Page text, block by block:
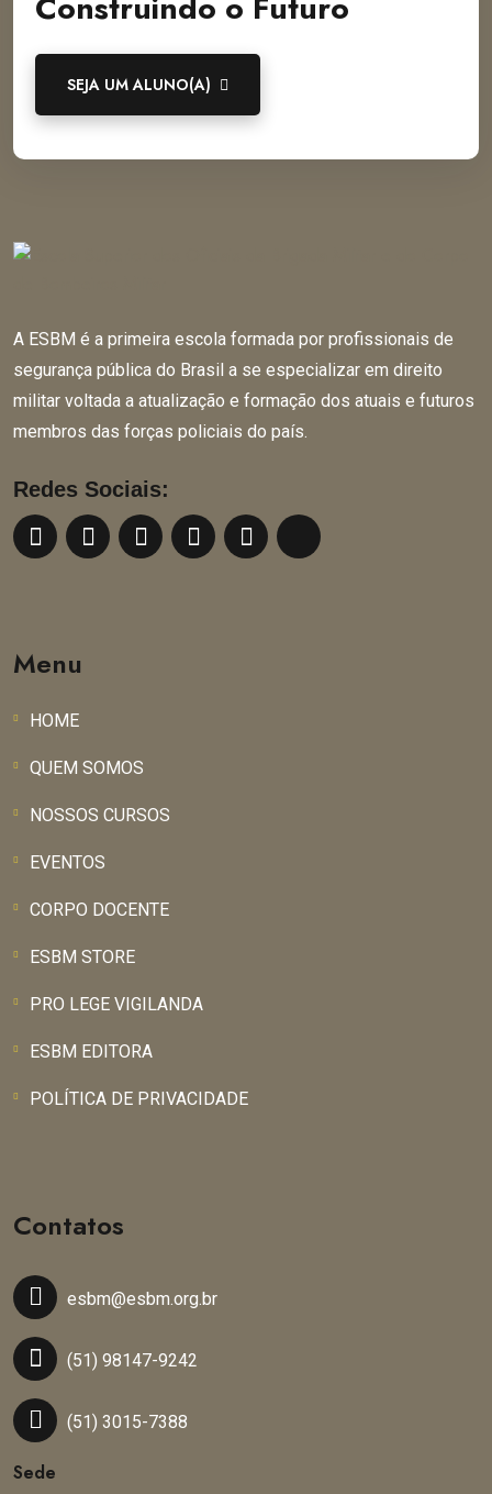
SEJA UM ALUNO(A)
A ESBM é a primeira escola formada por profissionais de
segurança pública do Brasil a se especializar em direito
militar voltada a atualização e formação dos atuais e futuros
membros das forças policiais do país.
Redes Sociais:
Menu
HOME
QUEM SOMOS
NOSSOS CURSOS
EVENTOS
CORPO DOCENTE
ESBM STORE
PRO LEGE VIGILANDA
ESBM EDITORA
POLÍTICA DE PRIVACIDADE
Contatos
esbm@esbm.org.br
(51) 98147-9242
(51) 3015-7388
Sede